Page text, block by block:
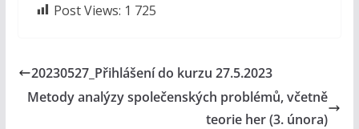
Post Views: 1 725
20230527_Přihlášení do kurzu 27.5.2023
Metody analýzy společenských problémů, včetně
teorie her (3. února)